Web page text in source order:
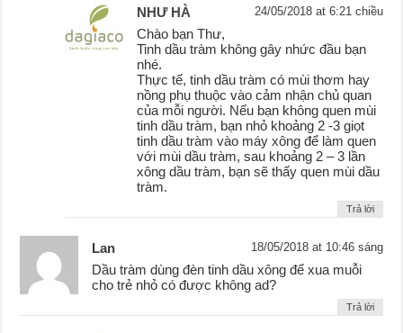
NHƯ HÀ 24/05/2018 at 6:21 chiều
Chào bạn Thư,
Tinh dầu tràm không gây nhức đầu bạn
nhé.
Thực tế, tinh dầu tràm có mùi thơm hay
nồng phụ thuộc vào cảm nhận chủ quan
của mỗi người. Nếu bạn không quen mùi
tinh dầu tràm, bạn nhỏ khoảng 2 -3 giọt
tinh dầu tràm vào máy xông để làm quen
với mùi dầu tràm, sau khoảng 2 – 3 lần
xông dầu tràm, bạn sẽ thấy quen mùi dầu
tràm.
Trả lời
Lan 18/05/2018 at 10:46 sáng
Dầu tràm dùng đèn tinh dầu xông để xua muỗi
cho trẻ nhỏ có được không ad?
Trả lời